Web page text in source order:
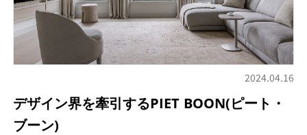
2024.04.16
デザイン界を牽引するPIET BOON(ピート・
ブーン)